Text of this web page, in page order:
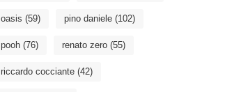
oasis (59) pino daniele (102)
pooh (76) renato zero (55)
riccardo cocciante (42)